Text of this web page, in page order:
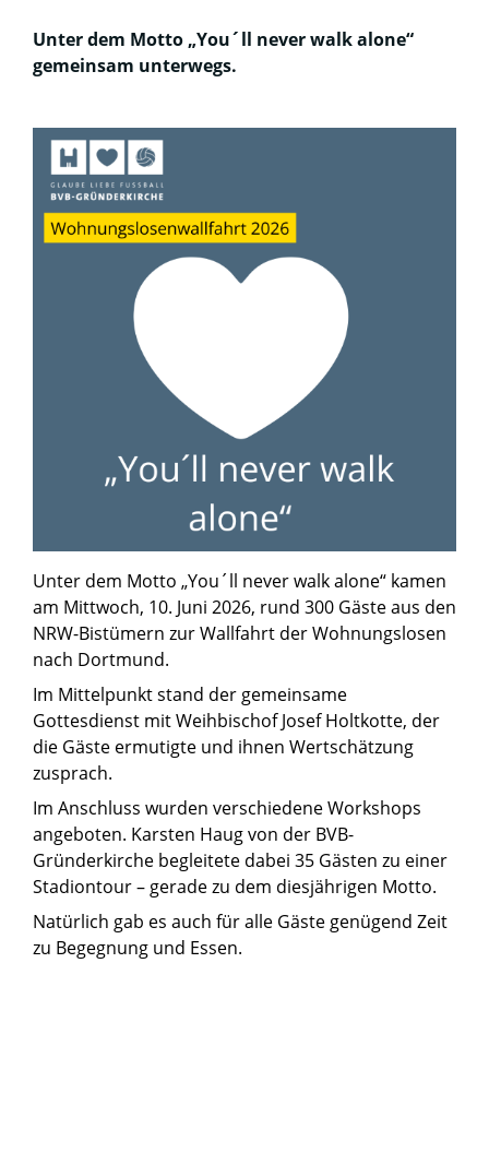
Unter dem Motto „You´ll never walk alone“
gemeinsam unterwegs.
Unter dem Motto „You´ll never walk alone“ kamen
am Mittwoch, 10. Juni 2026, rund 300 Gäste aus den
NRW-Bistümern zur Wallfahrt der Wohnungslosen
nach Dortmund.
Im Mittelpunkt stand der gemeinsame
Gottesdienst mit Weihbischof Josef Holtkotte, der
die Gäste ermutigte und ihnen Wertschätzung
zusprach.
Im Anschluss wurden verschiedene Workshops
angeboten. Karsten Haug von der BVB-
Gründerkirche begleitete dabei 35 Gästen zu einer
Stadiontour – gerade zu dem diesjährigen Motto.
Natürlich gab es auch für alle Gäste genügend Zeit
zu Begegnung und Essen.